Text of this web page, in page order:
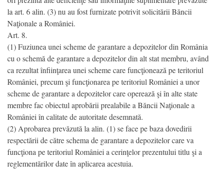
la art. 6 alin. (3) nu au fost furnizate potrivit solicitării Băncii
Naţionale a României.
Art. 8.
(1) Fuziunea unei scheme de garantare a depozitelor din România
cu o schemă de garantare a depozitelor din alt stat membru, având
ca rezultat înfiinţarea unei scheme care funcţionează pe teritoriul
României, precum şi funcţionarea pe teritoriul României a unor
scheme de garantare a depozitelor care operează şi în alte state
membre fac obiectul aprobării prealabile a Băncii Naţionale a
României în calitate de autoritate desemnată.
(2) Aprobarea prevăzută la alin. (1) se face pe baza dovedirii
respectării de către schema de garantare a depozitelor care va
funcţiona pe teritoriul României a cerinţelor prezentului titlu şi a
reglementărilor date în aplicarea acestuia.